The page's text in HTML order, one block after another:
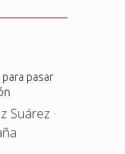
pasar
Suárez ·